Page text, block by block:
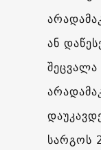
ან
სარგოს